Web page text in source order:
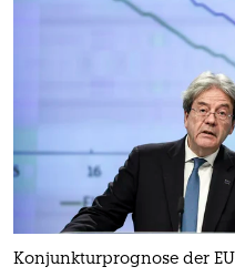
Konjunkturprognose der EU